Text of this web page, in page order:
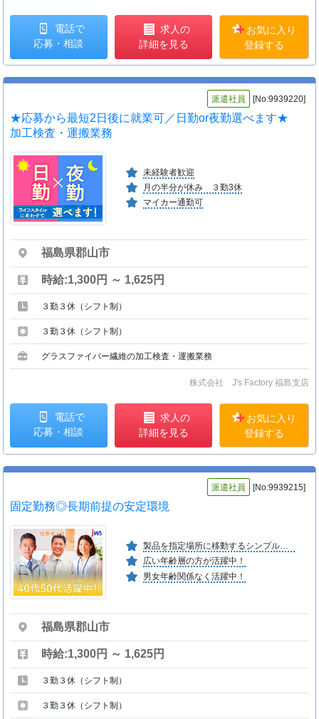
電話で
応募・相談
求人の
詳細を見る
お気に入り
登録する
派遣社員 [No:9939220]
★応募から最短2日後に就業可／日勤or夜勤選べます★
加工検査・運搬業務
未経験者歓迎
月の半分が休み ３勤3休
マイカー通勤可
福島県郡山市
時給:1,300円 ～ 1,625円
３勤３休（シフト制）
３勤３休（シフト制）
グラスファイバー繊維の加工検査・運搬業務
株式会社 J's Factory 福島支店
電話で
応募・相談
求人の
詳細を見る
お気に入り
登録する
派遣社員 [No:9939215]
固定勤務◎長期前提の安定環境
製品を指定場所に移動するシンプルな作業！
広い年齢層の方が活躍中！
男女年齢関係なく活躍中！
福島県郡山市
時給:1,300円 ～ 1,625円
３勤３休（シフト制）
３勤３休（シフト制）